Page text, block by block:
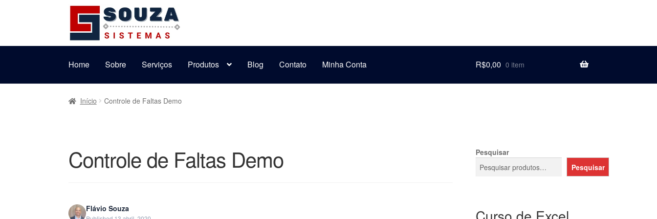
Pular
para
navegação
Pular
para
o
conteúdo
Home
Sobre Serviços Produtos Blog Contato Minha Conta R$0,00 0 item
Início Controle de Faltas Demo
Controle de Faltas Demo
Flávio Souza
Pesquisar
Pesquisar